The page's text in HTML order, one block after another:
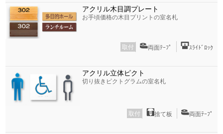
アクリル木目調プレート
お手頃価格の木目プリントの室名札
取付 両面ﾃｰﾌﾟ ｽﾗｲﾄﾞﾛｯｸ
アクリル立体ピクト
切り抜きピクトグラムの室名札
取付 捨て板 両面ﾃｰﾌﾟ